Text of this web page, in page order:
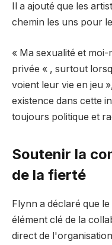
Il a ajouté que les
chemin les uns pour
« Ma sexualité et moi-
privée « , surtout
voient leur vie en jeu
existence dans cette
toujours politique et
Soutenir la
de la fierté
Flynn a déclaré que
élément clé de la
direct de